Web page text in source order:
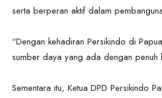
serta berperan aktif dalam
“Dengan kehadiran Persikindo di
sumber daya yang ada dengan penuh
Sementara itu, Ketua DPD Persikindo